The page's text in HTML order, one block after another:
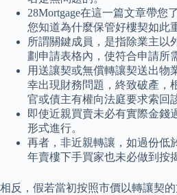
28Mortgage在這一篇文章帶您
您知道為什麼保管好樓契如此
所謂關鍵成員，是指除業主以
劃申請表格內，使符合申請所
用送讓契或無償轉讓契送出物
幸出現財務問題，終致破產，
官或債主有權向法庭要求索回
即使近親買賣未必有實際金錢
形式進行。
再者，非近親轉讓，如過份低
年賣樓下手買家也未必做到按
相反，假若當初按照市價以轉讓契